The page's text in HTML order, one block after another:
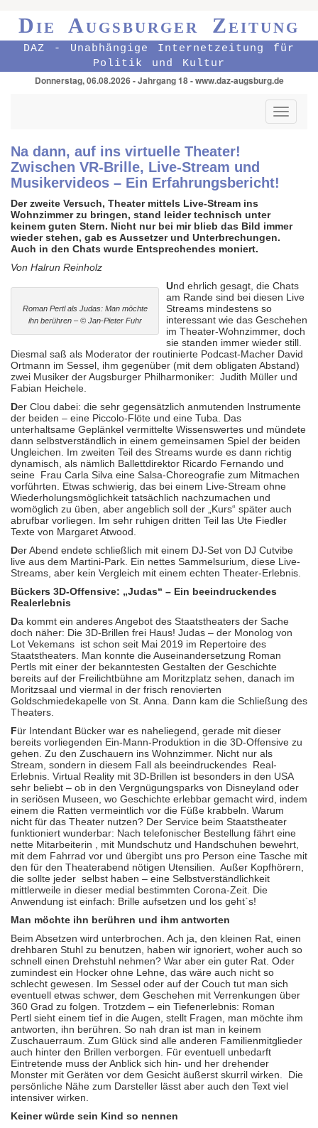
Die Augsburger Zeitung
DAZ - Unabhängige Internetzeitung für
Politik und Kultur
Donnerstag, 06.08.2026 - Jahrgang 18 - www.daz-augsburg.de
Toggle
Na dann, auf ins virtuelle Theater!
Zwischen VR-Brille, Live-Stream und
Musikervideos – Ein Erfahrungsbericht!
Der zweite Versuch, Theater mittels Live-Stream ins
Wohnzimmer zu bringen, stand leider technisch unter
keinem guten Stern. Nicht nur bei mir blieb das Bild immer
wieder stehen, gab es Aussetzer und Unterbrechungen.
Auch in den Chats wurde Entsprechendes moniert.
Von Halrun Reinholz
Roman Pertl als Judas: Man möchte
ihn berühren – © Jan-Pieter Fuhr
Und ehrlich gesagt, die Chats
am Rande sind bei diesen Live
Streams mindestens so
interessant wie das Geschehen
im Theater-Wohnzimmer, doch
sie standen immer wieder still.
Diesmal saß als Moderator der routinierte Podcast-Macher David
Ortmann im Sessel, ihm gegenüber (mit dem obligaten Abstand)
zwei Musiker der Augsburger Philharmoniker: Judith Müller und
Fabian Heichele.
Der Clou dabei: die sehr gegensätzlich anmutenden Instrumente
der beiden – eine Piccolo-Flöte und eine Tuba. Das
unterhaltsame Geplänkel vermittelte Wissenswertes und mündete
dann selbstverständlich in einem gemeinsamen Spiel der beiden
Ungleichen. Im zweiten Teil des Streams wurde es dann richtig
dynamisch, als nämlich Ballettdirektor Ricardo Fernando und
seine Frau Carla Silva eine Salsa-Choreografie zum Mitmachen
vorführten. Etwas schwierig, das bei einem Live-Stream ohne
Wiederholungsmöglichkeit tatsächlich nachzumachen und
womöglich zu üben, aber angeblich soll der „Kurs“ später auch
abrufbar vorliegen. Im sehr ruhigen dritten Teil las Ute Fiedler
Texte von Margaret Atwood.
Der Abend endete schließlich mit einem DJ-Set von DJ Cutvibe
live aus dem Martini-Park. Ein nettes Sammelsurium, diese Live-
Streams, aber kein Vergleich mit einem echten Theater-Erlebnis.
Bückers 3D-Offensive: „Judas“ – Ein beeindruckendes
Realerlebnis
Da kommt ein anderes Angebot des Staatstheaters der Sache
doch näher: Die 3D-Brillen frei Haus! Judas – der Monolog von
Lot Vekemans ist schon seit Mai 2019 im Repertoire des
Staatstheaters. Man konnte die Auseinandersetzung Roman
Pertls mit einer der bekanntesten Gestalten der Geschichte
bereits auf der Freilichtbühne am Moritzplatz sehen, danach im
Moritzsaal und viermal in der frisch renovierten
Goldschmiedekapelle von St. Anna. Dann kam die Schließung des
Theaters.
Für Intendant Bücker war es naheliegend, gerade mit dieser
bereits vorliegenden Ein-Mann-Produktion in die 3D-Offensive zu
gehen. Zu den Zuschauern ins Wohnzimmer. Nicht nur als
Stream, sondern in diesem Fall als beeindruckendes Real-
Erlebnis. Virtual Reality mit 3D-Brillen ist besonders in den USA
sehr beliebt – ob in den Vergnügungsparks von Disneyland oder
in seriösen Museen, wo Geschichte erlebbar gemacht wird, indem
einem die Ratten vermeintlich vor die Füße krabbeln. Warum
nicht für das Theater nutzen? Der Service beim Staatstheater
funktioniert wunderbar: Nach telefonischer Bestellung fährt eine
nette Mitarbeiterin , mit Mundschutz und Handschuhen bewehrt,
mit dem Fahrrad vor und übergibt uns pro Person eine Tasche mit
den für den Theaterabend nötigen Utensilien.
Außer Kopfhörern,
die sollte jeder selbst haben – eine Selbstverständlichkeit
mittlerweile in dieser medial bestimmten Corona-Zeit. Die
Anwendung ist einfach: Brille aufsetzen und los geht`s!
Man möchte ihn berühren und ihm antworten
Beim Absetzen wird unterbrochen. Ach ja, den kleinen Rat, einen
drehbaren Stuhl zu benutzen, haben wir ignoriert, woher auch so
schnell einen Drehstuhl nehmen? War aber ein guter Rat. Oder
zumindest ein Hocker ohne Lehne, das wäre auch nicht so
schlecht gewesen. Im Sessel oder auf der Couch tut man sich
eventuell etwas schwer, dem Geschehen mit Verrenkungen über
360 Grad zu folgen. Trotzdem – ein Tiefenerlebnis: Roman
Pertl sieht einem tief in die Augen, stellt Fragen, man möchte ihm
antworten, ihn berühren. So nah dran ist man in keinem
Zuschauerraum. Zum Glück sind alle anderen Familienmitglieder
auch hinter den Brillen verborgen. Für eventuell unbedarft
Eintretende muss der Anblick sich hin- und her drehender
Monster mit Geräten vor dem Gesicht äußerst skurril wirken.
Die
persönliche Nähe zum Darsteller lässt aber auch den Text viel
intensiver wirken.
Keiner würde sein Kind so nennen